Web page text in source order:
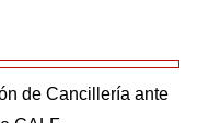
de Cancillería ante